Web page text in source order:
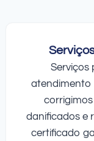
Serviços
atendimento
danificados e
certificado